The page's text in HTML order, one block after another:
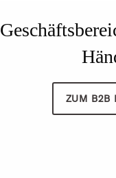
ZUM B2B